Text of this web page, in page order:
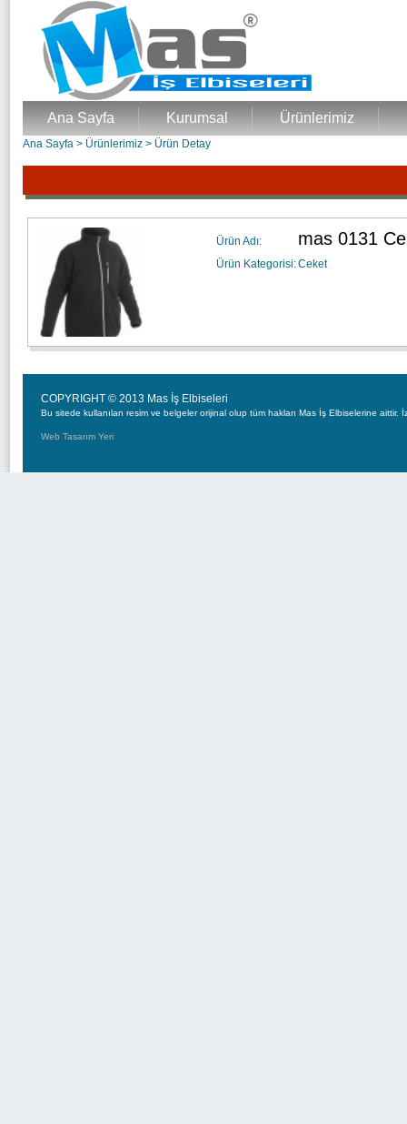
Ana Sayfa Kurumsal Ürünlerimiz
Ana Sayfa > Ürünlerimiz > Ürün Detay
Ürün Adı: mas 0131
Ürün Kategorisi:Ceket
COPYRIGHT © 2013 Mas İş Elbiseleri
Bu sitede kullanılan resim ve belgeler orijinal olup tüm hakları Mas İş Elbiselerine aittir.
Web Tasarım Yeri